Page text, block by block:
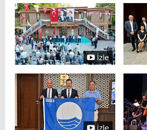
İzle
İzle